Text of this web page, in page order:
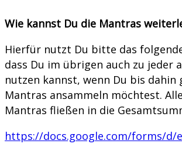
Wie kannst Du die Mantras
Hierfür nutzt Du bitte das
dass Du im übrigen auch zu jeder
nutzen kannst, wenn Du bis dahin
Mantras ansammeln möchtest.
Mantras fließen in die
https://docs.google.com/forms/d/e/